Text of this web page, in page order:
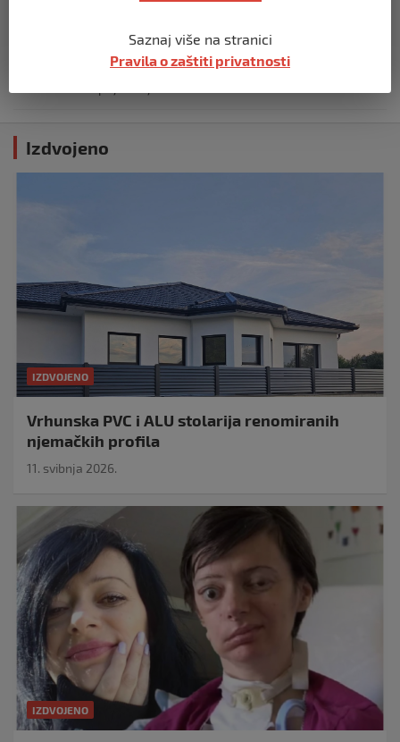
Akcija SIPA-e: Pretresaju se stambeni i
pomoćni objekti
Izdvojeno
IZDVOJENO
Vrhunska PVC i ALU stolarija renomiranih
njemačkih profila
11. svibnja 2026.
IZDVOJENO
Saznaj više na stranici
Pravila o zaštiti privatnosti